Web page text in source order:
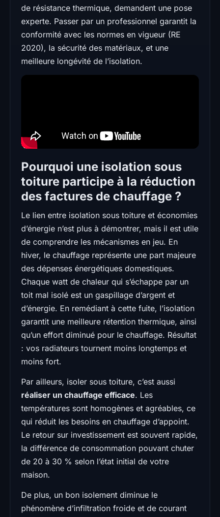
de résistance thermique, demandent une pose
experte. Passer par un professionnel garantit la
conformité avec les normes en vigueur (RE
2020), la sécurité des matériaux, et une
meilleure longévité de l’isolation.
Pourquoi une isolation sous
toiture participe à la réduction
des factures de chauffage ?
Le lien entre isolation sous toiture et économies
d’énergie n’est plus à démontrer, mais il est utile
de comprendre les mécanismes en jeu. En
hiver, le chauffage représente une part majeure
des dépenses énergétiques domestiques.
Chaque watt de chaleur qui s’échappe par un
toit mal isolé est un gaspillage d’argent et
d’énergie. En remédiant à cette fuite, l’isolation
garantit une meilleure rétention thermique, ainsi
qu’un effort diminué pour le chauffage. Résultat
: vos radiateurs tournent moins longtemps et
moins fort.
Par ailleurs, isoler sous toiture, c’est aussi
réaliser un chauffage efficace. Les
températures sont homogènes et agréables, ce
qui réduit les besoins en chauffage d’appoint.
Le retour sur investissement est souvent rapide,
la différence de consommation pouvant chuter
de 20 à 30 % selon l’état initial de votre
maison.
De plus, un bon isolement diminue le
phénomène d’infiltration froide et de courant